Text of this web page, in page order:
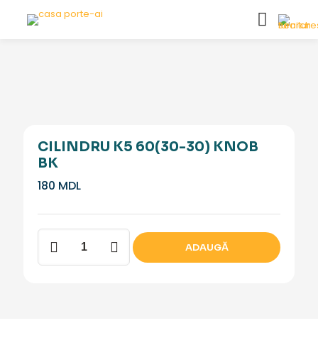
CILINDRU K5 60(30-30) KNOB
BK
180 MDL
Cantitate
Cilindru
K5
ADAUGĂ